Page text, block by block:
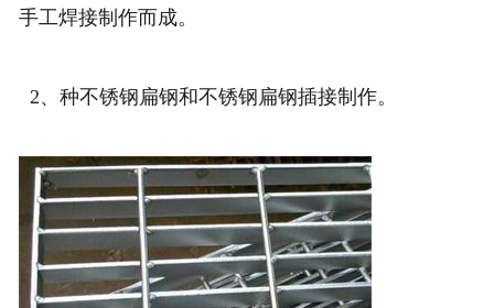
手工焊接制作而成。
2、种不锈钢扁钢和不锈钢扁钢插接制作。